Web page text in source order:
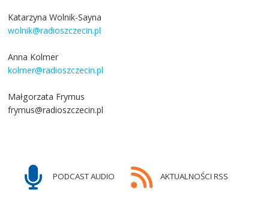
Katarzyna Wolnik-Sayna
wolnik@radioszczecin.pl
Anna Kolmer
kolmer@radioszczecin.pl
Małgorzata Frymus
frymus@radioszczecin.pl
PODCAST AUDIO AKTUALNOŚCI RSS